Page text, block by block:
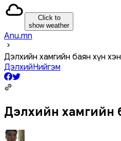
Click to
show weather
Anu.mn
Дэлхийн хамгийн баян хүн
ДэлхийНийгэм
Дэлхийн хамгийн